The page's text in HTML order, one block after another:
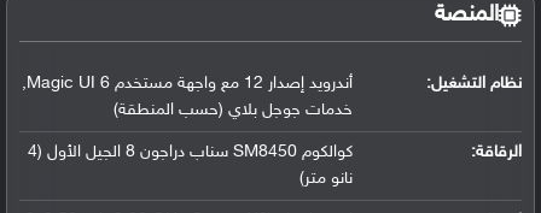
المنصة
نظام التشغيل:
أندرويد إصدار 12 مع واجهة مستخدم Magic UI 6,
خدمات جوجل بلاي (حسب المنطقة)
الرقاقة:
كوالكوم SM8450 سناب دراجون 8 الجيل الأول (4
نانو متر)